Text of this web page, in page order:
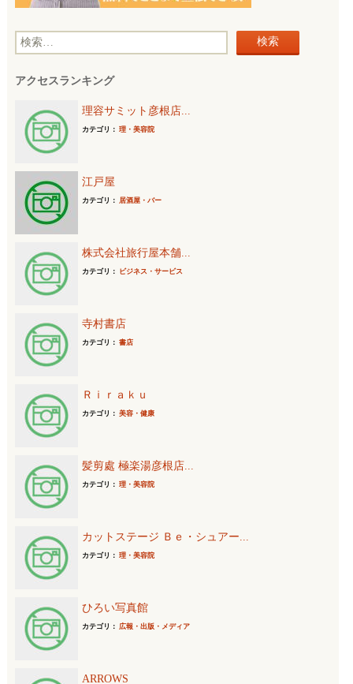
検
:アクセスランキング
理容サミット彦根店...
カテゴリ： 理・美容院
江戸屋
カテゴリ： 居酒屋・バー
株式会社旅行屋本舗...
カテゴリ： ビジネス・サービス
寺村書店
カテゴリ： 書店
Ｒｉｒａｋｕ
カテゴリ： 美容・健康
髪剪處 極楽湯彦根店...
カテゴリ： 理・美容院
カットステージ Ｂｅ・シュアー...
カテゴリ： 理・美容院
ひろい写真館
カテゴリ： 広報・出版・メディア
ARROWS